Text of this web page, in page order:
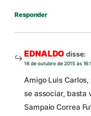
Responder
EDNALDO disse:
16 de outubro de 2015 às
Amigo Luis
se associar, basta
Sampaio Correa